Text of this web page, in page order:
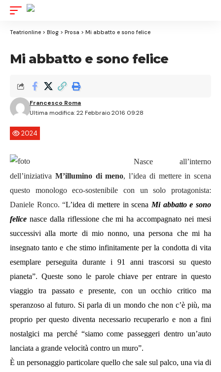
Teatrionline > Blog > Prosa > Mi abbatto e sono felice
Mi abbatto e sono felice
Ultima modifica: 22 Febbraio 2016 09:28
Francesco Roma
2024
Nasce all’interno
dell’iniziativa M’illumino di meno, l’idea di mettere in scena
questo monologo eco-sostenibile con un solo protagonista:
Daniele Ronco. “L’idea di mettere in scena Mi abbatto e sono
felice nasce dalla riflessione che mi ha accompagnato nei mesi
successivi alla morte di mio nonno, una persona che mi ha
insegnato tanto e che stimo infinitamente per la condotta di vita
esemplare perseguita durante i 91 anni trascorsi su questo
pianeta”. Queste sono le parole chiave per entrare in questo
viaggio tra passato e presente, con un occhio critico ma
speranzoso al futuro. Si parla di un mondo che non c’è più, ma
proprio per questo diventa necessario recuperarlo e non a fini
nostalgici ma perché “siamo come passeggeri dentro un’auto
lanciata a grande velocità contro un muro”.
È un personaggio particolare quello che sale sul palco, una via di